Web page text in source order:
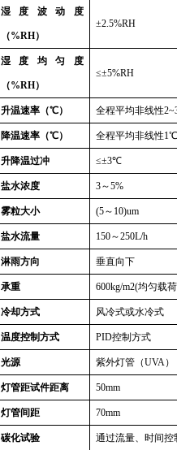
湿度波动度
（%RH）
±2.5%RH
湿度均匀度
（%RH）
≤±5%RH
升温速率（℃） 全程平均非线性
降温速率（℃） 全程平均非线性1℃
升降温过冲 ≤±3℃
盐水浓度 3～5%
雾粒大小 (5～ 10)um
盐水流量 150～250L/h
淋雨方向 垂直向下
承重 600kg/m2(均匀载荷
冷却方式 风冷式或水冷式
温度控制方式 PID控制方式
光源 紫外灯管（UVA）
灯管距试件距离 50mm
灯管间距 70mm
碳化试验 通过流量、时间控